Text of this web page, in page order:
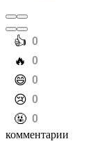
️👍 0
️🔥 0
️😄 0
️😢 0
️🤬 0
комментарии